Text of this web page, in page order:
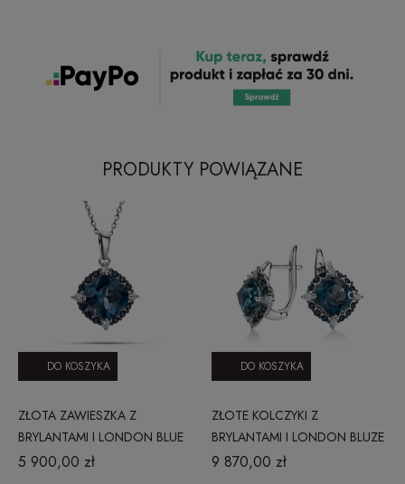
PRODUKTY POWIĄZANE
ZŁOTA ZAWIESZKA Z
BRYLANTAMI I LONDON BLUE
TOPAZ JP7431SAPLBTW
5 900,00 zł
DO KOSZYKA
ZŁOTE KOLCZYKI Z
BRYLANTAMI I LONDON BLUZE
TOPAZ JE6074SAPLBTW
9 870,00 zł
DO KOSZYKA